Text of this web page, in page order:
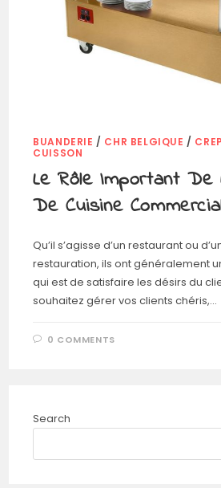
BUANDERIE / CHR BELGIQUE /
CUISSON
Le Rôle Important De
De Cuisine
Qu’il s’agisse d’un restaurant ou
restauration, ils ont généralement
qui est de satisfaire les désirs du
souhaitez gérer vos clients chéris,…
0 COMMENTS
Search